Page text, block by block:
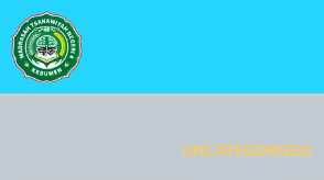
UNCATEGORIZED